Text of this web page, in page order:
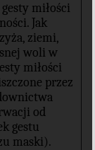
miłości
Jak
ziemi,
woli w
miłości
przez
od
gestu
maski).